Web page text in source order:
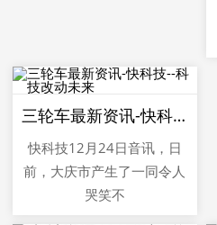
三轮车最新资讯-快科技--科技改动未来
快科技12月24日音讯，日
前，大庆市产生了一同令人
哭笑不